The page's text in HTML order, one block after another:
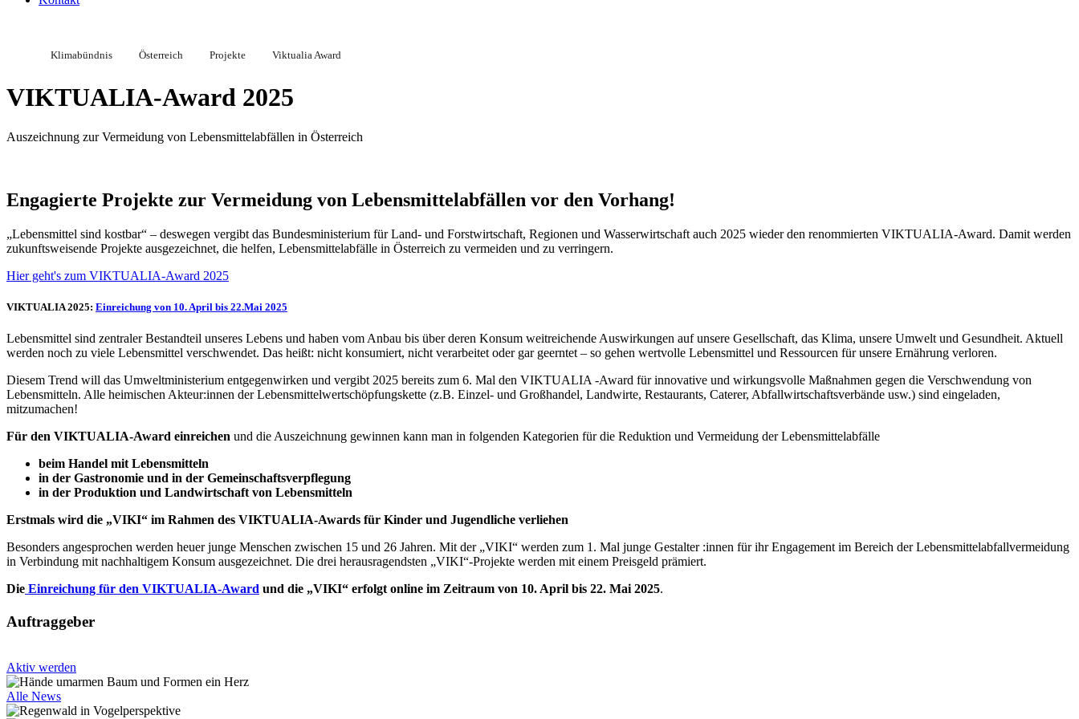
Klimabündnis Österreich Projekte Viktualia Award
VIKTUALIA-Award 2025
Auszeichnung zur Vermeidung von Lebensmittelabfällen in Österreich
Engagierte Projekte zur Vermeidung von Lebensmittelabfällen vor den Vorhang!
„Lebensmittel sind kostbar“ – deswegen vergibt das Bundesministerium für Land- und Forstwirtschaft, Regionen und Wasserwirtschaft auch 2025 wieder den renommierten VIKTUALIA-Award. Damit werden
zukunftsweisende Projekte ausgezeichnet, die helfen, Lebensmittelabfälle in Österreich zu vermeiden und zu verringern.
Hier geht's zum VIKTUALIA-Award 2025
VIKTUALIA 2025: Einreichung von 10. April bis 22.Mai 2025
Lebensmittel sind zentraler Bestandteil unseres Lebens und haben vom Anbau bis über deren Konsum weitreichende Auswirkungen auf unsere Gesellschaft, das Klima, unsere Umwelt und Gesundheit. Aktuell
werden noch zu viele Lebensmittel verschwendet. Das heißt: nicht konsumiert, nicht verarbeitet oder gar geerntet – so gehen wertvolle Lebensmittel und Ressourcen für unsere Ernährung verloren.
Diesem Trend will das Umweltministerium entgegenwirken und vergibt 2025 bereits zum 6. Mal den VIKTUALIA -Award für innovative und wirkungsvolle Maßnahmen gegen die Verschwendung von
Lebensmitteln. Alle heimischen Akteur:innen der Lebensmittelwertschöpfungskette (z.B. Einzel- und Großhandel, Landwirte, Restaurants, Caterer, Abfallwirtschaftsverbände usw.) sind eingeladen,
mitzumachen!
Für den VIKTUALIA-Award einreichen und die Auszeichnung gewinnen kann man in folgenden Kategorien für die Reduktion und Vermeidung der Lebensmittelabfälle
beim Handel mit Lebensmitteln
in der Gastronomie und in der Gemeinschaftsverpflegung
in der Produktion und Landwirtschaft von Lebensmitteln
Erstmals wird die „VIKI“ im Rahmen des VIKTUALIA-Awards für Kinder und Jugendliche verliehen
Besonders angesprochen werden heuer junge Menschen zwischen 15 und 26 Jahren. Mit der „VIKI“ werden zum 1. Mal junge Gestalter :innen für ihr Engagement im Bereich der Lebensmittelabfallvermeidung
in Verbindung mit nachhaltigem Konsum ausgezeichnet. Die drei herausragendsten „VIKI“-Projekte werden mit einem Preisgeld prämiert.
Die Einreichung für den VIKTUALIA-Award und die „VIKI“ erfolgt online im Zeitraum von 10. April bis 22. Mai 2025.
Auftraggeber
Aktiv werden
Alle News